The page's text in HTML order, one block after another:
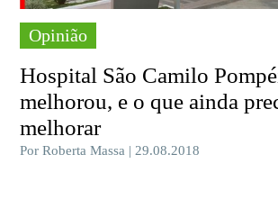
Opinião
Hospital São Camilo
melhorou, e o que ainda
melhorar
Por Roberta Massa | 29.08.2018